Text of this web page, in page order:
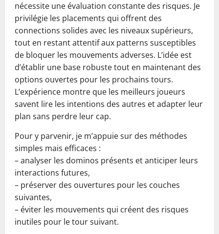
nécessite une évaluation constante des risques. Je
privilégie les placements qui offrent des
connections solides avec les niveaux supérieurs,
tout en restant attentif aux patterns susceptibles
de bloquer les mouvements adverses. L’idée est
d’établir une base robuste tout en maintenant des
options ouvertes pour les prochains tours.
L’expérience montre que les meilleurs joueurs
savent lire les intentions des autres et adapter leur
plan sans perdre leur cap.
Pour y parvenir, je m’appuie sur des méthodes
simples mais efficaces :
– analyser les dominos présents et anticiper leurs
interactions futures,
– préserver des ouvertures pour les couches
suivantes,
– éviter les mouvements qui créent des risques
inutiles pour le tour suivant.